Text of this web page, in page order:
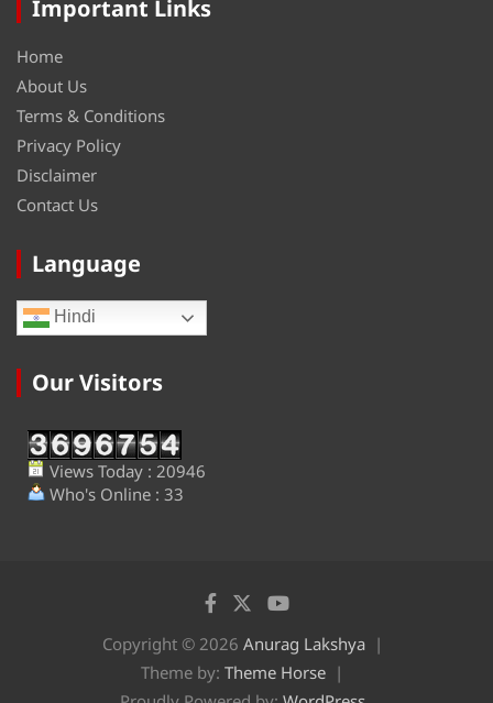
Important Links
Home
About Us
Terms & Conditions
Privacy Policy
Disclaimer
Contact Us
Language
Hindi
Our Visitors
Views Today : 20946
Who's Online : 33
Copyright © 2026 Anurag Lakshya
Theme by: Theme Horse